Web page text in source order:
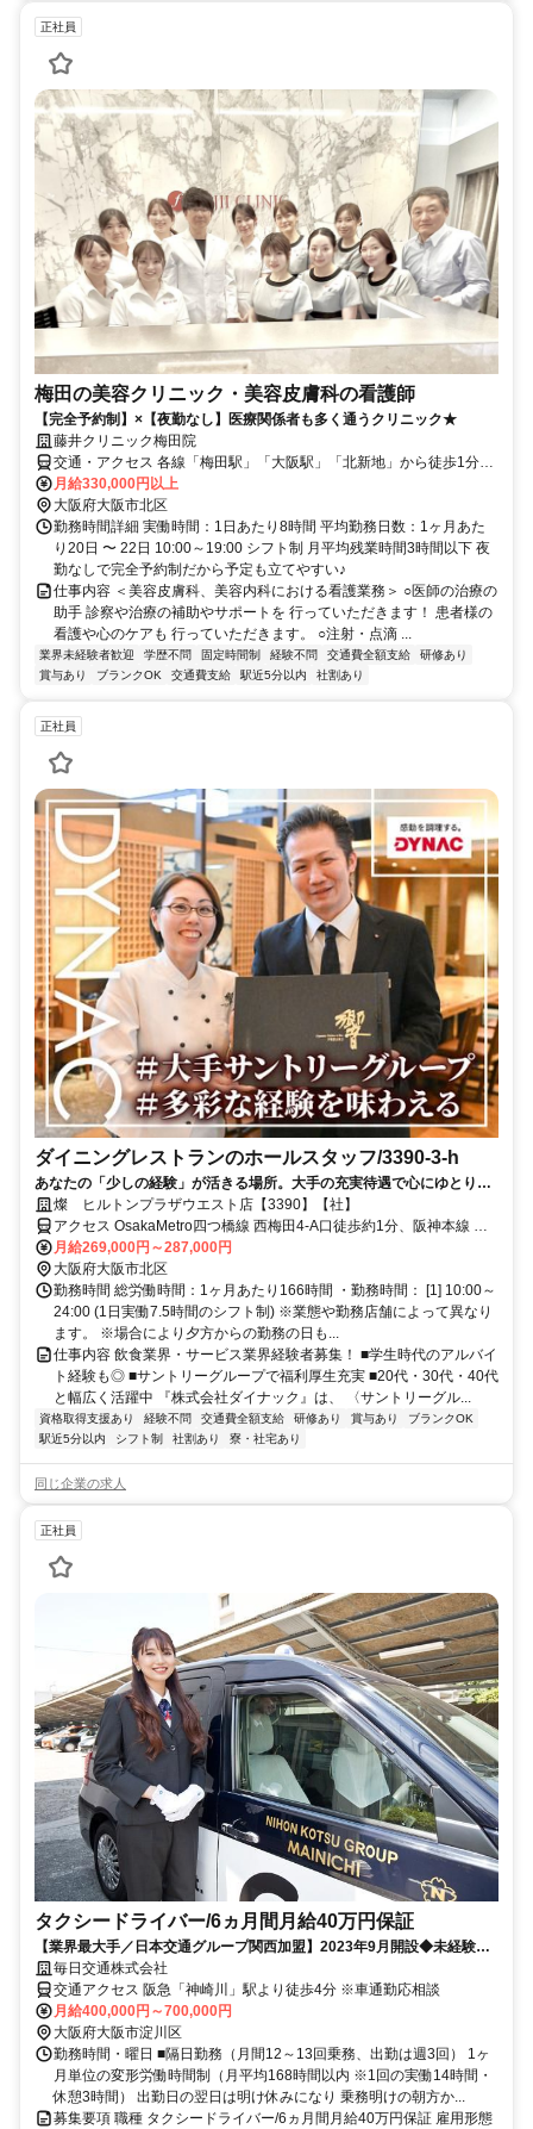
正社員
梅田の美容クリニック・美容皮膚科の看護師
【完全予約制】×【夜勤なし】医療関係者も多く通うクリニック★
藤井クリニック梅田院
交通・アクセス 各線「梅田駅」「大阪駅」「北新地」から徒歩1分～
5分♪
月給330,000円以上
大阪府大阪市北区
勤務時間詳細 実働時間：1日あたり8時間 平均勤務日数：1ヶ月あた
り20日 〜 22日 10:00～19:00 シフト制 月平均残業時間3時間以下 夜
勤なしで完全予約制だから予定も立てやすい♪
仕事内容 ＜美容皮膚科、美容内科における看護業務＞ ○医師の治療の
助手 診察や治療の補助やサポートを 行っていただきます！ 患者様の
看護や心のケアも 行っていただきます。 ○注射・点滴 ...
業界未経験者歓迎 学歴不問 固定時間制 経験不問 交通費全額支給
研修あり
賞与あり
ブランクOK 交通費支給 駅近5分以内 社割あり
正社員
ダイニングレストランのホールスタッフ/3390-3-h
あなたの「少しの経験」が活きる場所。大手の充実待遇で心にゆとりも
◎ワンランク上の接客スキルを磨きませんか？
燦 ヒルトンプラザウエスト店【3390】【社】
アクセス OsakaMetro四つ橋線 西梅田4-A口徒歩約1分、阪神本線 大
阪梅田（阪神線）大阪駅方面出口徒歩約3分、ＪＲ東西線/ＪＲ片町線
〔学研都市線〕 北新地11-4口徒歩約3分
月給269,000円～287,000円
大阪府大阪市北区
勤務時間 総労働時間：1ヶ月あたり166時間 ・勤務時間： [1] 10:00～
24:00 (1日実働7.5時間のシフト制) ※業態や勤務店舗によって異なり
ます。 ※場合により夕方からの勤務の日も...
仕事内容 飲食業界・サービス業界経験者募集！ ■学生時代のアルバイ
ト経験も◎ ■サントリーグループで福利厚生充実 ■20代・30代・40代
と幅広く活躍中 『株式会社ダイナック』は、 〈サントリーグル...
資格取得支援あり 経験不問 交通費全額支給 研修あり 賞与あり
ブランクOK
駅近5分以内
シフト制 社割あり 寮・社宅あり
同じ企業の求人
正社員
タクシードライバー/6ヵ月間月給40万円保証
【業界最大手／日本交通グループ関西加盟】2023年9月開設◆未経験者
大歓迎◆6ヵ月間月給40万円保証
毎日交通株式会社
交通アクセス 阪急「神崎川」駅より徒歩4分 ※車通勤応相談
月給400,000円～700,000円
大阪府大阪市淀川区
勤務時間・曜日 ■隔日勤務（月間12～13回乗務、出勤は週3回） 1ヶ
月単位の変形労働時間制（月平均168時間以内 ※1回の実働14時間・
休憩3時間） 出勤日の翌日は明け休みになり 乗務明けの朝方か...
募集要項 職種 タクシードライバー/6ヵ月間月給40万円保証 雇用形態